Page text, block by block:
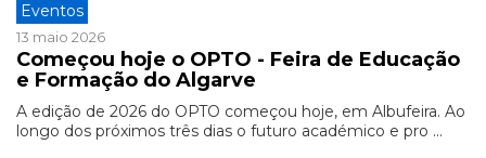
Eventos
13 maio 2026
Começou hoje o OPTO - Feira de Educação
e Formação do Algarve
A edição de 2026 do OPTO começou hoje, em Albufeira. Ao
longo dos próximos três dias o futuro académico e pro ...